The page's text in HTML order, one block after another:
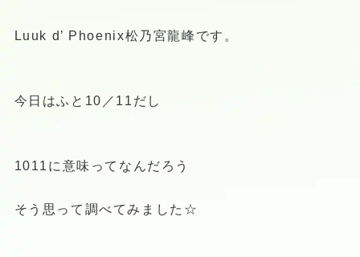
Luuk d’ Phoenix松乃宮龍峰です。
今日はふと10／11だし
1011に意味ってなんだろう
そう思って調べてみました☆